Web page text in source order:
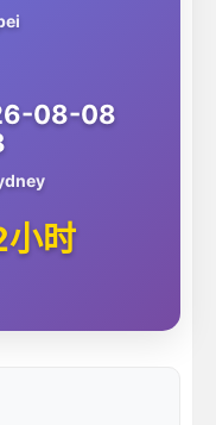
08-08
小时